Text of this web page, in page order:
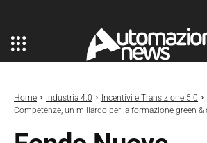
Home Industria 4.0 Incentivi e Transizione 5.0
Competenze, un miliardo per la formazione green &